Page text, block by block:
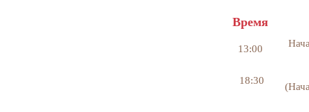
Время
13:00
18:30